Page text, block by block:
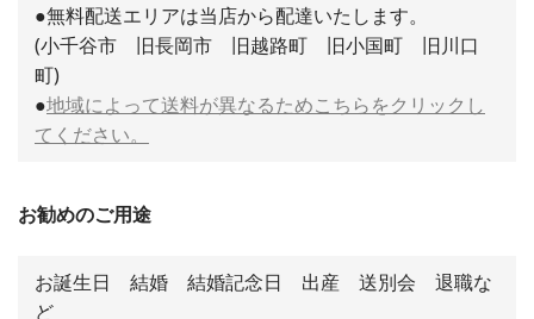
●無料配送エリアは当店から配達いたします。
(小千谷市 旧長岡市 旧越路町 旧小国町 旧川口
町)
●地域によって送料が異なるためこちらをクリックし
てください。
お勧めのご用途
お誕生日 結婚 結婚記念日 出産 送別会 退職な
ど